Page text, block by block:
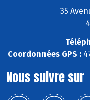
35
Coordonnées GPS :
Nous suivre sur